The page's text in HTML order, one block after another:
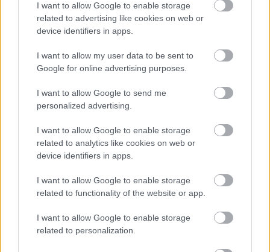
I want to allow Google to enable storage
related to advertising like cookies on web or
device identifiers in apps.
I want to allow my user data to be sent to
Google for online advertising purposes.
I want to allow Google to send me
personalized advertising.
I want to allow Google to enable storage
related to analytics like cookies on web or
device identifiers in apps.
I want to allow Google to enable storage
related to functionality of the website or app.
I want to allow Google to enable storage
related to personalization.
jelent, a másik felét a zabbal, sóval és a liszttel késes
mixerben aprítjuk. Most jöhetnek a folyadékok,
vagy a mazsola. Ezzekkel az arányokkal a tésztánk
száraz lesz, de ha nem szeretnénk szárazra,
nyugodtan lehet emelni az olaj és a szirup
mennyiségét 225 ml-ig. min 15 percig pihenjen a
tésztánk, hogy a nedvesség mindenhova eljusson. A
tésztából diónyi golyókat formázzunk, tegyük
sütőpapírra és a közepét nyomjuk be. Ide kerüljön a
lekvár, ami az én esetemben ribizli volt. 170C-on 15
pecig süssük. A tészta nyersen két napig elvan a